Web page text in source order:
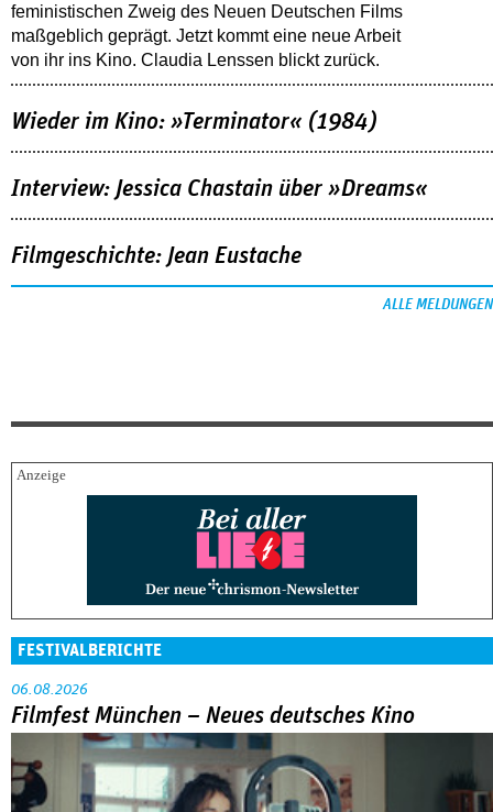
feministischen Zweig des Neuen Deutschen Films
maßgeblich geprägt. Jetzt kommt eine neue Arbeit
von ihr ins Kino. Claudia Lenssen blickt zurück.
Wieder im Kino: »Terminator« (1984)
Interview: Jessica Chastain über »Dreams«
Filmgeschichte: Jean Eustache
ALLE MELDUNGEN
FESTIVALBERICHTE
06.08.2026
Filmfest München – Neues deutsches Kino